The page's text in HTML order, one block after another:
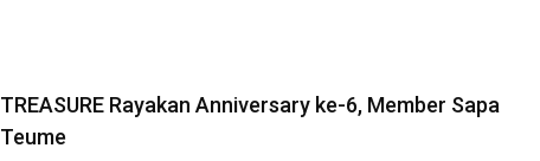
TREASURE Rayakan Anniversary ke-6, Member Sapa
Teume